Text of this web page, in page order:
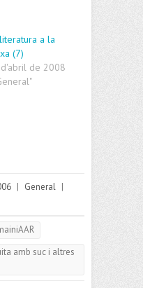
a la
(7)
de 2008
| General |
amb suc i altres